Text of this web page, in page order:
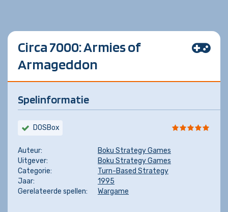
Circa 7000: Armies of
Armageddon
Spelinformatie
DOSBox
Auteur:
Boku Strategy Games
Uitgever:
Boku Strategy Games
Categorie:
Turn-Based Strategy
Jaar:
1995
Gerelateerde spellen:
Wargame